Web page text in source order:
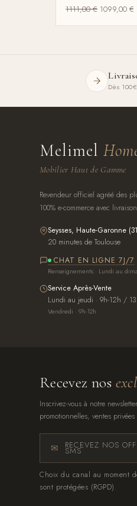
1111,00€ 1099,00€
Dès
Melimel
Mobilier Haut de Gamme
Revendeur officiel agréé des
100% e-commerce avec
Seysses, Haute-Garonne
20 minutes de Toulouse
CHAT EN LIGNE 7J/7
Renseignements · Lundi au
Service Après-Vente
Lundi au jeudi · 9h-12h /
Vendredi · 9h-12h
Recevez nos
Inscrivez-vous à notre
promotionnelles, ventes
RECEVEZ NOS
SMS
Choix du canal au moment
sont protégées (RGPD).